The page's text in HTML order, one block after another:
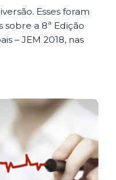
Esses foram
a 8ª Edição
– JEM 2018, nas